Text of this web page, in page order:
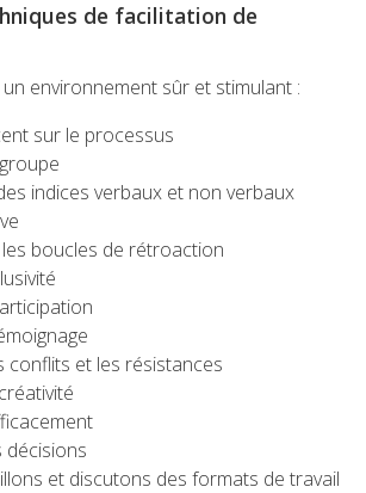
de facilitation de
environnement sûr et stimulant :
sur le processus
indices verbaux et non verbaux
boucles de rétroaction
conflits et les résistances
décisions
et discutons des formats de travail